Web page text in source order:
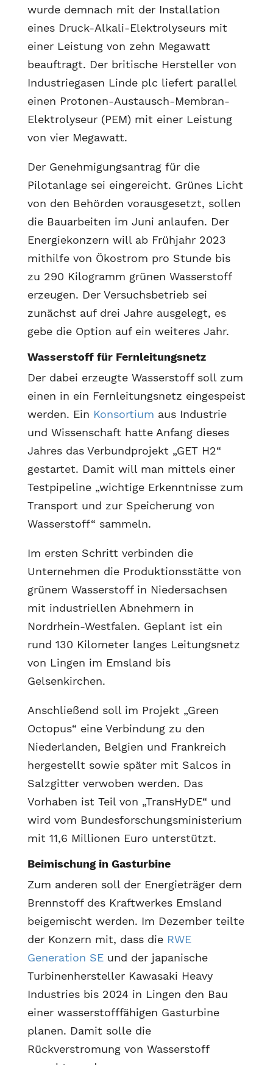
wurde demnach mit der Installation
eines Druck-Alkali-Elektrolyseurs mit
einer Leistung von zehn Megawatt
beauftragt. Der britische Hersteller von
Industriegasen Linde plc liefert parallel
einen Protonen-Austausch-Membran-
Elektrolyseur (PEM) mit einer Leistung
von vier Megawatt.
Der Genehmigungsantrag für die
Pilotanlage sei eingereicht. Grünes Licht
von den Behörden vorausgesetzt, sollen
die Bauarbeiten im Juni anlaufen. Der
Energiekonzern will ab Frühjahr 2023
mithilfe von Ökostrom pro Stunde bis
zu 290 Kilogramm grünen Wasserstoff
erzeugen. Der Versuchsbetrieb sei
zunächst auf drei Jahre ausgelegt, es
gebe die Option auf ein weiteres Jahr.
Wasserstoff für Fernleitungsnetz
Der dabei erzeugte Wasserstoff soll zum
einen in ein Fernleitungsnetz eingespeist
werden. Ein Konsortium aus Industrie
und Wissenschaft hatte Anfang dieses
Jahres das Verbundprojekt „GET H2“
gestartet. Damit will man mittels einer
Testpipeline „wichtige Erkenntnisse zum
Transport und zur Speicherung von
Wasserstoff“ sammeln.
Im ersten Schritt verbinden die
Unternehmen die Produktionsstätte von
grünem Wasserstoff in Niedersachsen
mit industriellen Abnehmern in
Nordrhein-Westfalen. Geplant ist ein
rund 130 Kilometer langes Leitungsnetz
von Lingen im Emsland bis
Gelsenkirchen.
Anschließend soll im Projekt „Green
Octopus“ eine Verbindung zu den
Niederlanden, Belgien und Frankreich
hergestellt sowie später mit Salcos in
Salzgitter verwoben werden. Das
Vorhaben ist Teil von „TransHyDE“ und
wird vom Bundesforschungsministerium
mit 11,6 Millionen Euro unterstützt.
Beimischung in Gasturbine
Zum anderen soll der Energieträger dem
Brennstoff des Kraftwerkes Emsland
beigemischt werden. Im Dezember teilte
der Konzern mit, dass die RWE
Generation SEund der japanische
Turbinenhersteller Kawasaki Heavy
Industries bis 2024 in Lingen den Bau
einer wasserstofffähigen Gasturbine
planen. Damit solle die
Rückverstromung von Wasserstoff